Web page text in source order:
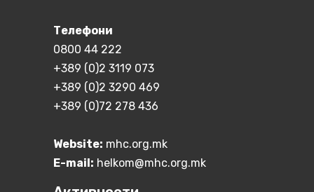
Телефони
0800 44 222
+389 (0)2 3119 073
+389 (0)2 3290 469
+389 (0)72 278 436
Website: mhc.org.mk
E-mail: helkom@mhc.org.mk